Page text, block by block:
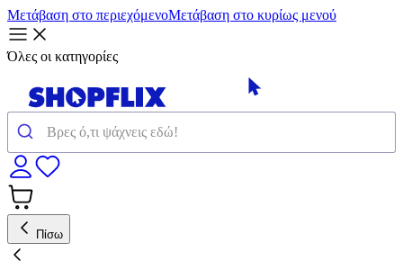
Μετάβαση στο περιεχόμενοΜετάβαση στο κυρίως μενού
Όλες οι κατηγορίες
Πίσω